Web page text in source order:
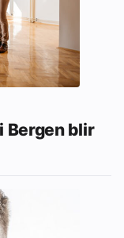
Bergen blir